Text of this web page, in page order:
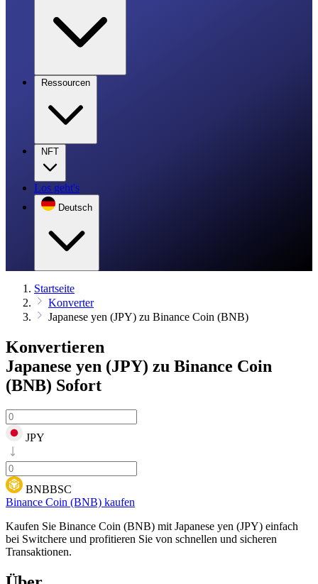
Ressourcen
NFT
Los geht's
Deutsch
Startseite
Konverter
Japanese yen (JPY) zu Binance Coin (BNB)
Konvertieren
Japanese yen (JPY) zu Binance Coin
(BNB) Sofort
JPY
BNBBSC
Binance Coin (BNB) kaufen
Kaufen Sie Binance Coin (BNB) mit Japanese yen (JPY) einfach
bei Switchere und profitieren Sie von schnellen und sicheren
Transaktionen.